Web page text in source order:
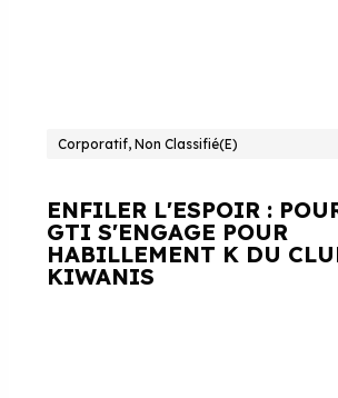
Corporatif, Non Classifié(e)
ENFILER L'ESPOIR :
GTI S'ENGAGE POUR
HABILLEMENT K DU
KIWANIS